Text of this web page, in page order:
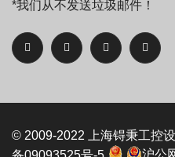
*我们从不发送垃圾邮件！
© 2009-2022 上海锝秉工控